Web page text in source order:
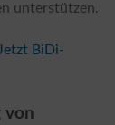
unterstützen.
Jetzt BiDi-
von